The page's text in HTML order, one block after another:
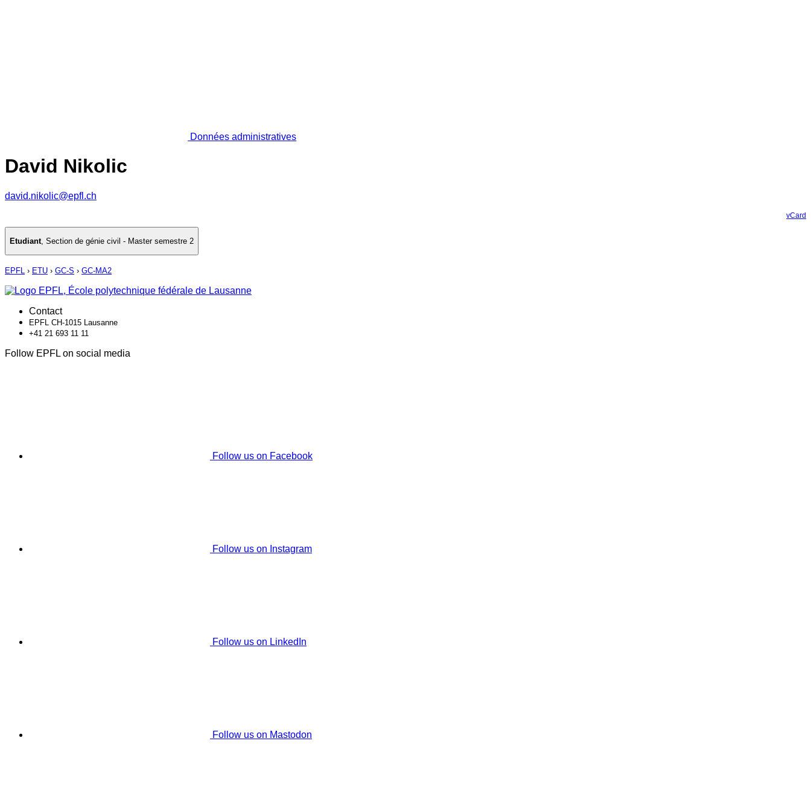
Données administratives
David Nikolic
david.nikolic@epfl.ch
vCard
Etudiant, Section de génie civil - Master semestre 2
EPFL › ETU › GC-S › GC-MA2
Contact
EPFL CH-1015 Lausanne
+41 21 693 11 11
Follow EPFL on social media
Follow us on Facebook
Follow us on Instagram
Follow us on LinkedIn
Follow us on Mastodon